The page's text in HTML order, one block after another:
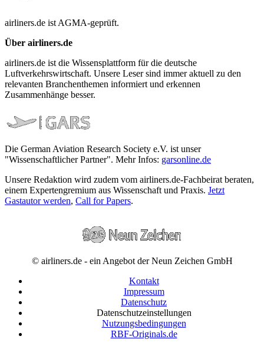
airliners.de ist AGMA-geprüft.
Über airliners.de
airliners.de ist die Wissensplattform für die deutsche
Luftverkehrswirtschaft. Unsere Leser sind immer aktuell zu den
relevanten Branchenthemen informiert und erkennen
Zusammenhänge besser.
Die German Aviation Research Society e.V. ist unser
"Wissenschaftlicher Partner". Mehr Infos: garsonline.de
Unsere Redaktion wird zudem vom airliners.de-Fachbeirat beraten,
einem Expertengremium aus Wissenschaft und Praxis. Jetzt
Gastautor werden, Call for Papers.
© airliners.de - ein Angebot der Neun Zeichen GmbH
Kontakt
Impressum
Datenschutz
Datenschutzeinstellungen
Nutzungsbedingungen
RBF-Originals.de